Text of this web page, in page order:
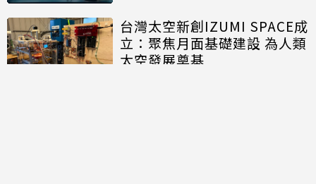
台灣太空新創IZUMI SPACE成
立：聚焦月面基礎建設 為人類
太空發展奠基